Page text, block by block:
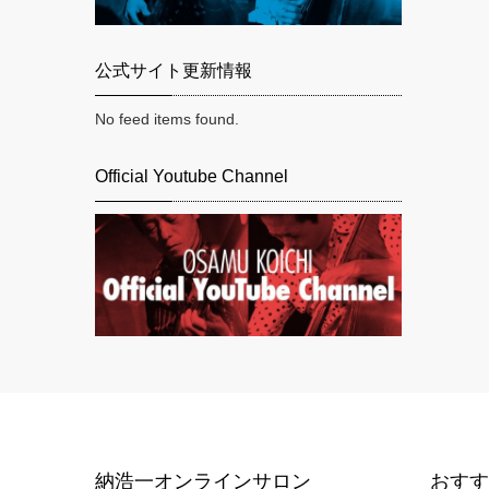
公式サイト更新情報
No feed items found.
Official Youtube Channel
納浩一オンラインサロン おす